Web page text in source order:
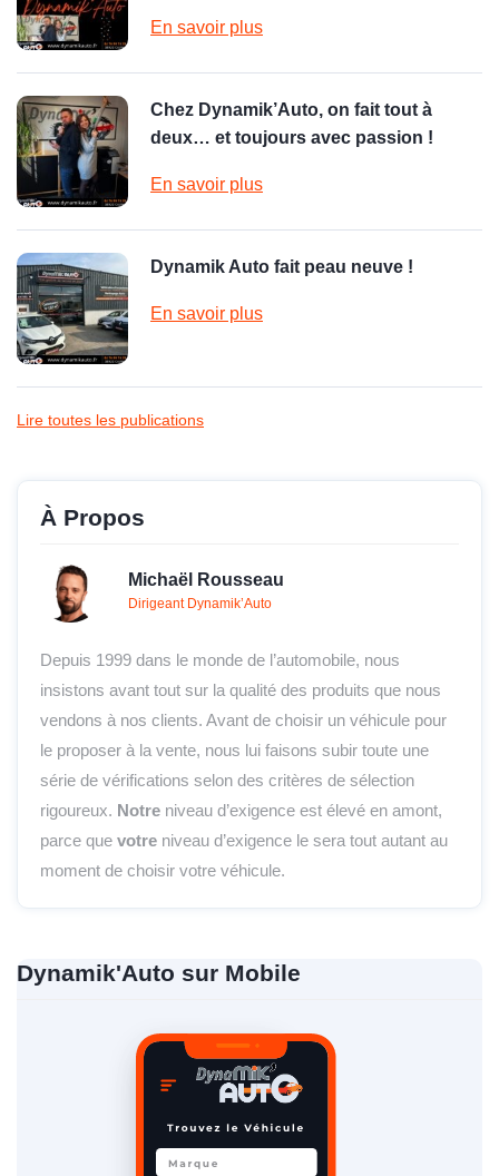
En savoir plus
Chez Dynamik’Auto, on fait tout à
deux… et toujours avec passion !
En savoir plus
Dynamik Auto fait peau neuve !
En savoir plus
Lire toutes les publications
À Propos
Michaël Rousseau
Dirigeant Dynamik’Auto
Depuis 1999 dans le monde de l’automobile, nous
insistons avant tout sur la qualité des produits que nous
vendons à nos clients. Avant de choisir un véhicule pour
le proposer à la vente, nous lui faisons subir toute une
série de vérifications selon des critères de sélection
rigoureux. Notre niveau d’exigence est élevé en amont,
parce que votre niveau d’exigence le sera tout autant au
moment de choisir votre véhicule.
Dynamik'Auto sur Mobile